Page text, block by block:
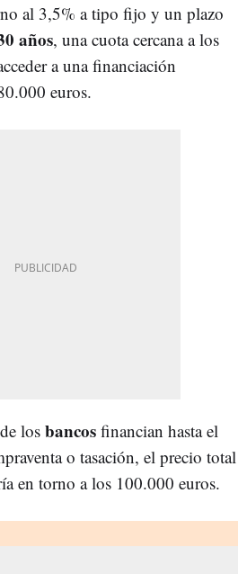
al 3,5% a tipo fijo y un plazo
años, una cuota cercana a los
a una financiación
euros.
los bancos financian hasta el
o tasación, el precio total
en torno a los 100.000 euros.